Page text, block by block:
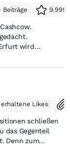
Beiträge
vom
mit der vollen
Likes
schließen
das Gegenteil
Denn zum